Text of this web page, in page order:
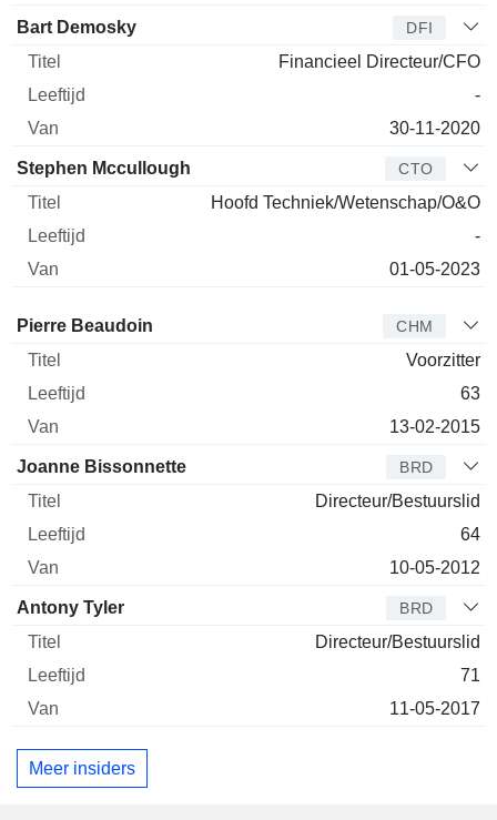
Bart Demosky DFI
Financieel Directeur/CFO
-
30-11-2020
Stephen Mccullough CTO
Hoofd Techniek/Wetenschap/O&O
-
01-05-2023
Bestuurder Titel
Pierre Beaudoin CHM
Voorzitter
63
13-02-2015
Joanne Bissonnette BRD
Directeur/Bestuurslid
64
10-05-2012
Antony Tyler BRD
Directeur/Bestuurslid
71
11-05-2017
Meer insiders